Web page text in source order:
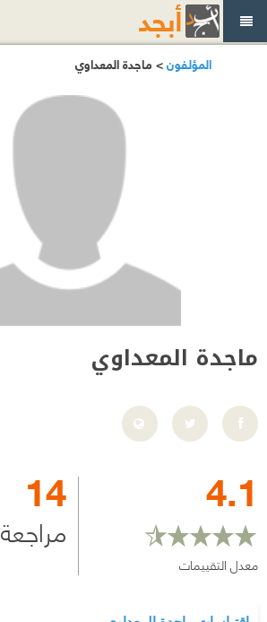
المؤلفون> ماجدة المعداوي
ماجدة المعداوي
4.1
معدل التقييمات
14
مراجعة